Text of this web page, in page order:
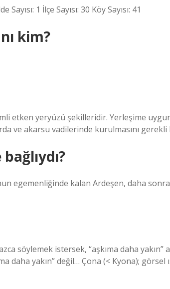
1 İlçe Sayısı: 30 Köy Sayısı: 41
kim?
etken yeryüzü şekilleridir. Yerleşime
ve akarsu vadilerinde kurulmasını gerekli
egemenliğinde kalan Ardeşen, daha
söylemek istersek, “aşkıma daha yakın”
daha yakın” değil… Çona (< Kyona); görsel